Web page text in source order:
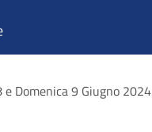
e Domenica 9 Giugno